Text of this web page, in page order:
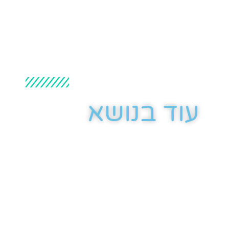
עוד בנושא